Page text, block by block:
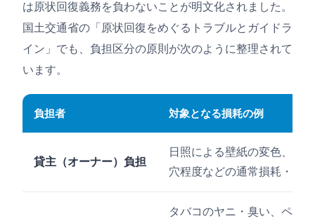
は原状回復義務を負わないことが明文化されました。
国土交通省の「原状回復をめぐるトラブルとガイドラ
イン」でも、負担区分の原則が次のように整理されて
います。
負担者 対象となる損耗の例
貸主（オーナー）負担
日照による壁紙の変色、家
穴程度などの通常損耗・経
タバコのヤニ・臭い、ペッ